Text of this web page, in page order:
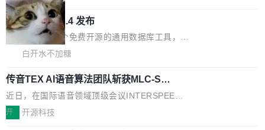
通过 AirDop 共享书籍的功能 Content server：
支持可向服务器后端添加新端点的插件 Edit boo
k：Compress images：添加将 GIF 图像转换为
JPEG/WebP 的选项 ToC Editor：添加一个按
故事"。视频核心观点很简单：SwiftUI 发布七年
了，仍然像一个永久公测版。 Manshin 从数据
流、布局系统、API 稳定性、性能、跨平台五个
维度逐一批判了 SwiftUI。最让人印象深刻的一
marks，用最新 Xcode 在最新 macOS 上构建
运行，出来的效果是坏的——侧边栏按钮大小不
一，界面错位。他说这个问题"两年前就发现了，
至今没变"。 数据流方面，Manshin 指出 SwiftU
DBeaver 26.1.4 发布
DBeaver 是一个免费开源的通用数据库工具，适
用于开发人员和数据库管理员。DBeaver 26.1.4
yle="margin-left:0; margin-right:0"> <li><span
style="color:#000000">现在可以通过键盘访问
AI 聊天功能（添加了一些快捷键）</span></li>
白开水不加糖
传音TEX AI语音算法团队斩获MLC-SL
M 2026国际挑战赛Task 1亚军
近日，在国际语音领域顶级会议INTERSPEECH
2026卫星活动——第二届多语种对话语音语言模
开 开源科技